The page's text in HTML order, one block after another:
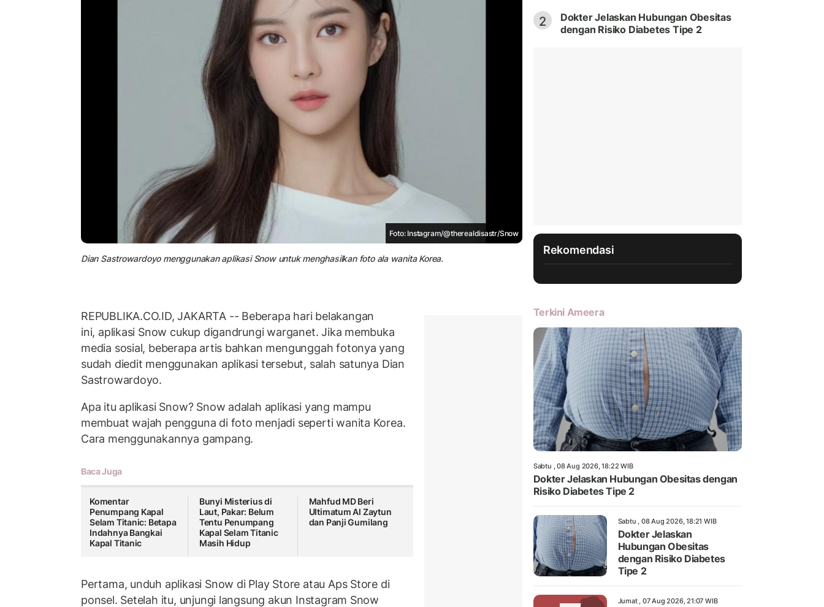
Foto: Instagram/@therealdisastr/Snow
Dian Sastrowardoyo menggunakan aplikasi Snow untuk menghasilkan foto ala wanita Korea.
REPUBLIKA.CO.ID, JAKARTA -- Beberapa hari belakangan
ini, aplikasi Snow cukup digandrungi warganet. Jika membuka
media sosial, beberapa artis bahkan mengunggah fotonya yang
sudah diedit menggunakan aplikasi tersebut, salah satunya Dian
Sastrowardoyo.
Apa itu aplikasi Snow? Snow adalah aplikasi yang mampu
membuat wajah pengguna di foto menjadi seperti wanita Korea.
Cara menggunakannya gampang.
Baca Juga
Komentar
Penumpang Kapal
Selam Titanic: Betapa
Indahnya Bangkai
Kapal Titanic
Bunyi Misterius di
Laut, Pakar: Belum
Tentu Penumpang
Kapal Selam Titanic
Masih Hidup
Mahfud MD Beri
Ultimatum Al Zaytun
dan Panji Gumilang
Pertama, unduh aplikasi Snow di Play Store atau Aps Store di
ponsel. Setelah itu, unjungi langsung akun Instagram Snow
2
Dokter Jelaskan Hubungan Obesitas
dengan Risiko Diabetes Tipe 2
Rekomendasi
Terkini Ameera
Sabtu , 08 Aug 2026, 18:22 WIB
Dokter Jelaskan Hubungan Obesitas dengan
Risiko Diabetes Tipe 2
Sabtu , 08 Aug 2026, 18:21 WIB
Dokter Jelaskan
Hubungan Obesitas
dengan Risiko Diabetes
Tipe 2
Jumat , 07 Aug 2026, 21:07 WIB